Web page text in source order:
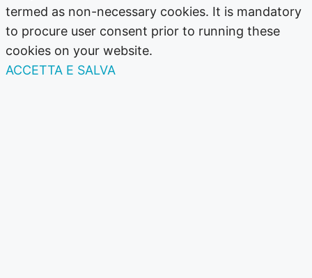
termed as non-necessary cookies. It is mandatory
to procure user consent prior to running these
cookies on your website.
ACCETTA E SALVA